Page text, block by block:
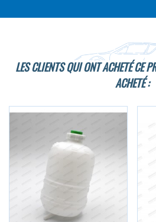
LES CLIENTS QUI ONT ACHETÉ CE
ACHETÉ :